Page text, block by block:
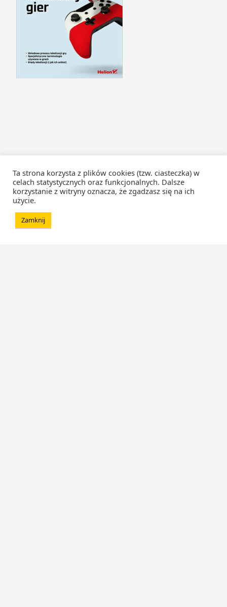
Ta strona korzysta z plików cookies (tzw. ciasteczka) w
celach statystycznych oraz funkcjonalnych. Dalsze
korzystanie z witryny oznacza, że zgadzasz się na ich
użycie.
Zamknij